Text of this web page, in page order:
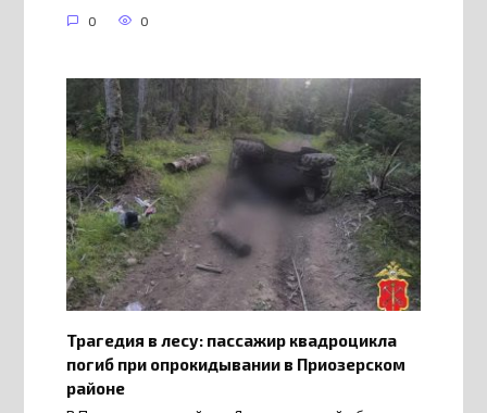
0 0
Трагедия в лесу: пассажир квадроцикла
погиб при опрокидывании в Приозерском
районе